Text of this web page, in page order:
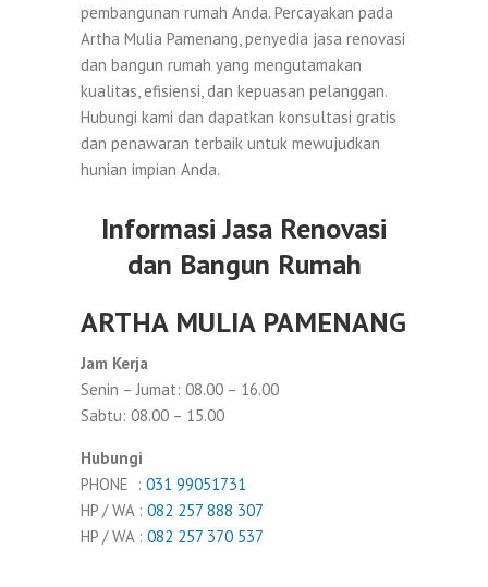
pembangunan rumah Anda. Percayakan pada
Artha Mulia Pamenang, penyedia jasa renovasi
dan bangun rumah yang mengutamakan
kualitas, efisiensi, dan kepuasan pelanggan.
Hubungi kami dan dapatkan konsultasi gratis
dan penawaran terbaik untuk mewujudkan
hunian impian Anda.
Informasi Jasa Renovasi
dan Bangun Rumah
ARTHA MULIA PAMENANG
Jam Kerja
Senin – Jumat: 08.00 – 16.00
Sabtu: 08.00 – 15.00
Hubungi
PHONE : 031 99051731
HP / WA : 082 257 888 307
HP / WA : 082 257 370 537